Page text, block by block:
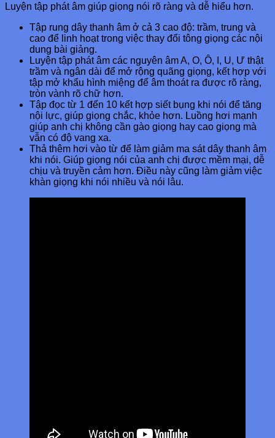
Luyện tập phát âm giúp giọng nói rõ ràng và dễ hiểu hơn.
Tập rung dây thanh âm ở cả 3 cao độ: trầm, trung và
cao để linh hoạt trong việc thay đổi tông giọng​ các nội
dung bài giảng.
Luyện tập phát âm các nguyên âm A, O, Ô, I, U, Ư thật
trầm và ngân dài để mở rộng quãng giọng, kết hợp với
tập mở khẩu hình miệng để âm thoát ra được rõ ràng,
tròn vành rõ chữ hơn.
Tập đọc từ 1 đến 10 kết hợp siết bụng khi nói để tăng
nội lực, giúp giọng chắc, khỏe hơn. Luồng hơi mạnh
giúp anh chị không cần gào giọng hay cao giọng mà
vẫn có độ vang xa.
Thả thêm hơi vào từ để làm giảm ma sát dây thanh âm
khi nói. Giúp giọng nói của anh chị được mềm mại, dễ
chịu và truyền cảm hơn. Điều này cũng làm giảm việc
khàn giọng khi nói nhiều và nói lâu.